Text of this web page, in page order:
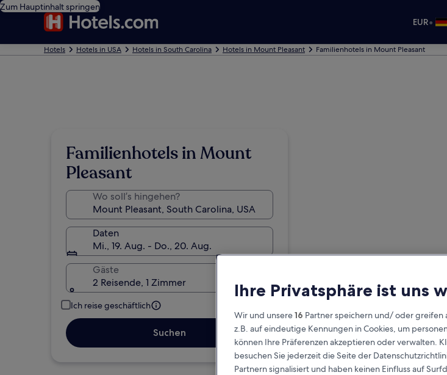
Zum Hauptinhalt springen
EUR•
Hotels Hotels in USA Hotels in South Carolina Hotels in Mount Pleasant Familienhotels in Mount Pleasant
Familienhotels in Mount
Pleasant
Wo soll’s hingehen?
Daten
Mi., 19. Aug. - Do., 20. Aug.
Gäste
2 Reisende, 1 Zimmer
Ich reise geschäftlich
Suchen
Ihre Privatsphäre ist uns
Wir und unsere16 Partner speichern und/ oder greifen
z.B. auf eindeutige Kennungen in Cookies, um
können Ihre Präferenzen akzeptieren oder verwalten.
besuchen Sie jederzeit die Seite der
Partnern signalisiert und haben keinen Einfluss auf